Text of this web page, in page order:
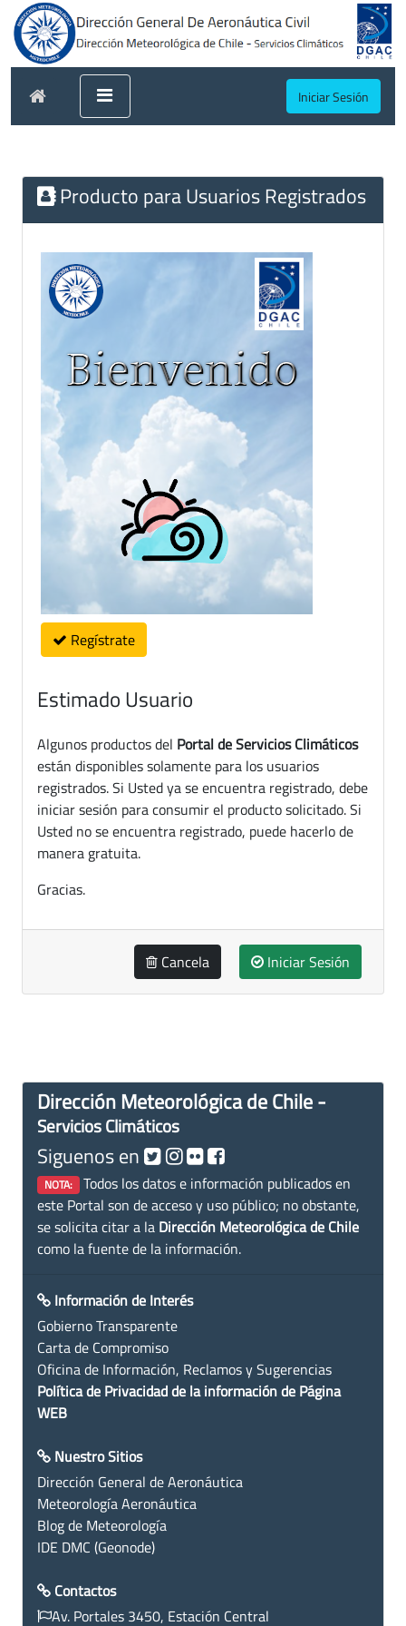
Iniciar Sesión
Producto para Usuarios Registrados
Regístrate
Estimado Usuario
Algunos productos del Portal de Servicios Climáticos
están disponibles solamente para los usuarios
registrados. Si Usted ya se encuentra registrado, debe
iniciar sesión para consumir el producto solicitado. Si
Usted no se encuentra registrado, puede hacerlo de
manera gratuita.
Gracias.
Cancela Iniciar Sesión
Dirección Meteorológica de Chile -
Servicios Climáticos
Siguenos en
NOTA: Todos los datos e información publicados en
este Portal son de acceso y uso público; no obstante,
se solicita citar a la Dirección Meteorológica de Chile
como la fuente de la información.
Información de Interés
Gobierno Transparente
Carta de Compromiso
Oficina de Información, Reclamos y Sugerencias
Política de Privacidad de la información de Página
WEB
Nuestro Sitios
Dirección General de Aeronáutica
Meteorología Aeronáutica
Blog de Meteorología
IDE DMC (Geonode)
Contactos
Av. Portales 3450, Estación Central